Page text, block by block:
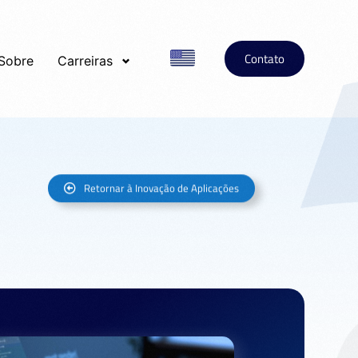
Carreiras Contato
Retornar à Inovação de Aplicações